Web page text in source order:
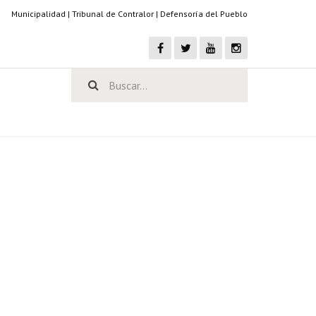
Municipalidad | Tribunal de Contralor | Defensoría del Pueblo